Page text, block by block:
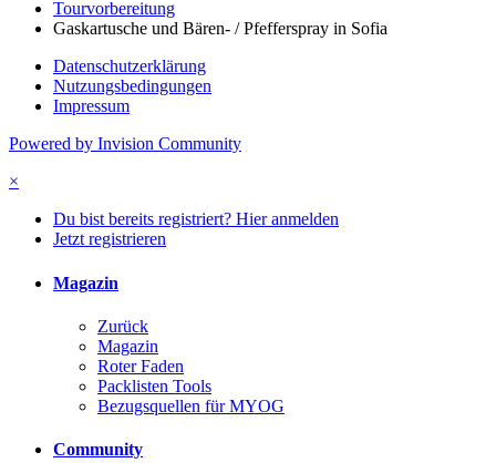
Tourvorbereitung
Gaskartusche und Bären- / Pfefferspray in Sofia
Datenschutzerklärung
Nutzungsbedingungen
Impressum
Powered by Invision Community
×
Du bist bereits registriert? Hier anmelden
Jetzt registrieren
Magazin
Zurück
Magazin
Roter Faden
Packlisten Tools
Bezugsquellen für MYOG
Community